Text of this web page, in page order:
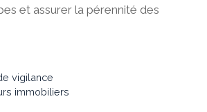
et assurer la pérennité des
vigilance
immobiliers